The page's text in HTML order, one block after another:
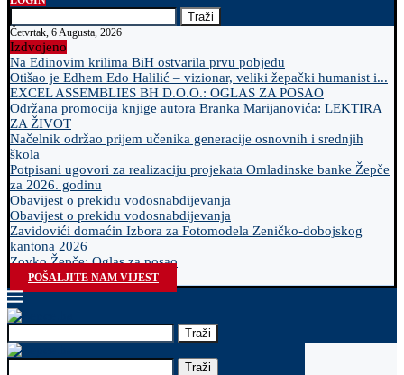
Traži
Četvrtak, 6 Augusta, 2026
Izdvojeno
Na Edinovim krilima BiH ostvarila prvu pobjedu
Otišao je Edhem Edo Halilić – vizionar, veliki žepački humanist i...
EXCEL ASSEMBLIES BH D.O.O.: OGLAS ZA POSAO
Održana promocija knjige autora Branka Marijanovića: LEKTIRA
ZA ŽIVOT
Načelnik održao prijem učenika generacije osnovnih i srednjih
škola
Potpisani ugovori za realizaciju projekata Omladinske banke Žepče
za 2026. godinu
Obavijest o prekidu vodosnabdijevanja
Obavijest o prekidu vodosnabdijevanja
Zavidovići domaćin Izbora za Fotomodela Zeničko-dobojskog
kantona 2026
Zovko Žepče: Oglas za posao
POŠALJITE NAM VIJEST
Traži
Traži